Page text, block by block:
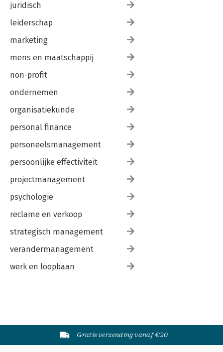
juridisch
leiderschap
marketing
mens en maatschappij
non-profit
ondernemen
organisatiekunde
personal finance
personeelsmanagement
persoonlijke effectiviteit
projectmanagement
psychologie
reclame en verkoop
strategisch management
verandermanagement
werk en loopbaan
Gratis verzending vanaf €20